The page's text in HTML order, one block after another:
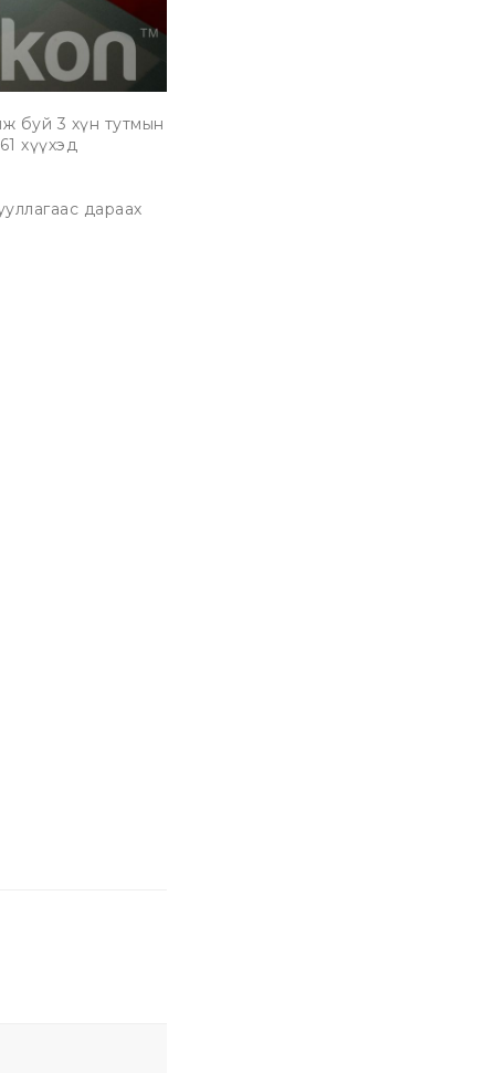
буй 3 хүн тутмын
хүүхэд
дараах